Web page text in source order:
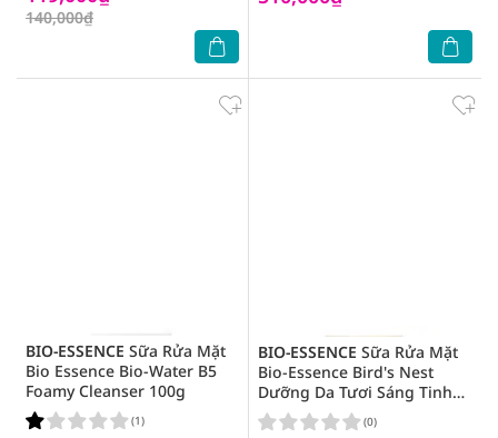
140,000₫
BIO-ESSENCE Sữa Rửa Mặt
Bio Essence Bio-Water B5
Foamy Cleanser 100g
(1)
BIO-ESSENCE Sữa Rửa Mặt
Bio-Essence Bird's Nest
Dưỡng Da Tươi Sáng Tinh
Chất Tổ Yến Và Collagen
100g
(0)